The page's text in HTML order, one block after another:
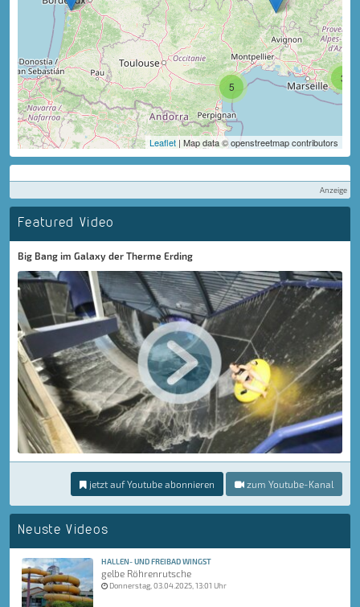
5
3
Leaflet| Map data © openstreetmap contributors
Anzeige
Featured Video
Big Bang im Galaxy der Therme Erding
jetzt auf Youtube abonnieren zum Youtube-Kanal
Neuste Videos
HALLEN- UND FREIBAD WINGST
gelbe Röhrenrutsche
Donnerstag, 03.04.2025, 13:01 Uhr